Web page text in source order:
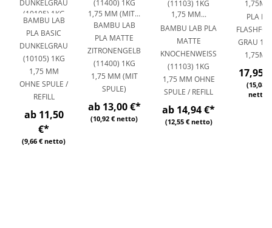
BAMBU LAB
PLA BASIC
DUNKELGRAU
(10105) 1KG
1,75 MM
OHNE SPULE /
REFILL
ab 11,50
€*
(9,66 € netto)
BAMBU LAB
PLA MATTE
ZITRONENGELB
(11400) 1KG
1,75 MM (MIT
SPULE)
ab 13,00 €*
(10,92 € netto)
BAMBU LAB PLA
MATTE
KNOCHENWEISS (
11103) 1KG 1
,75 MM OHNE S
PULE / REFILL
ab 14,94 €*
(12,55 € netto)
PLA HS
GRAU
1,75MM
17,95
(15,08 €
netto)